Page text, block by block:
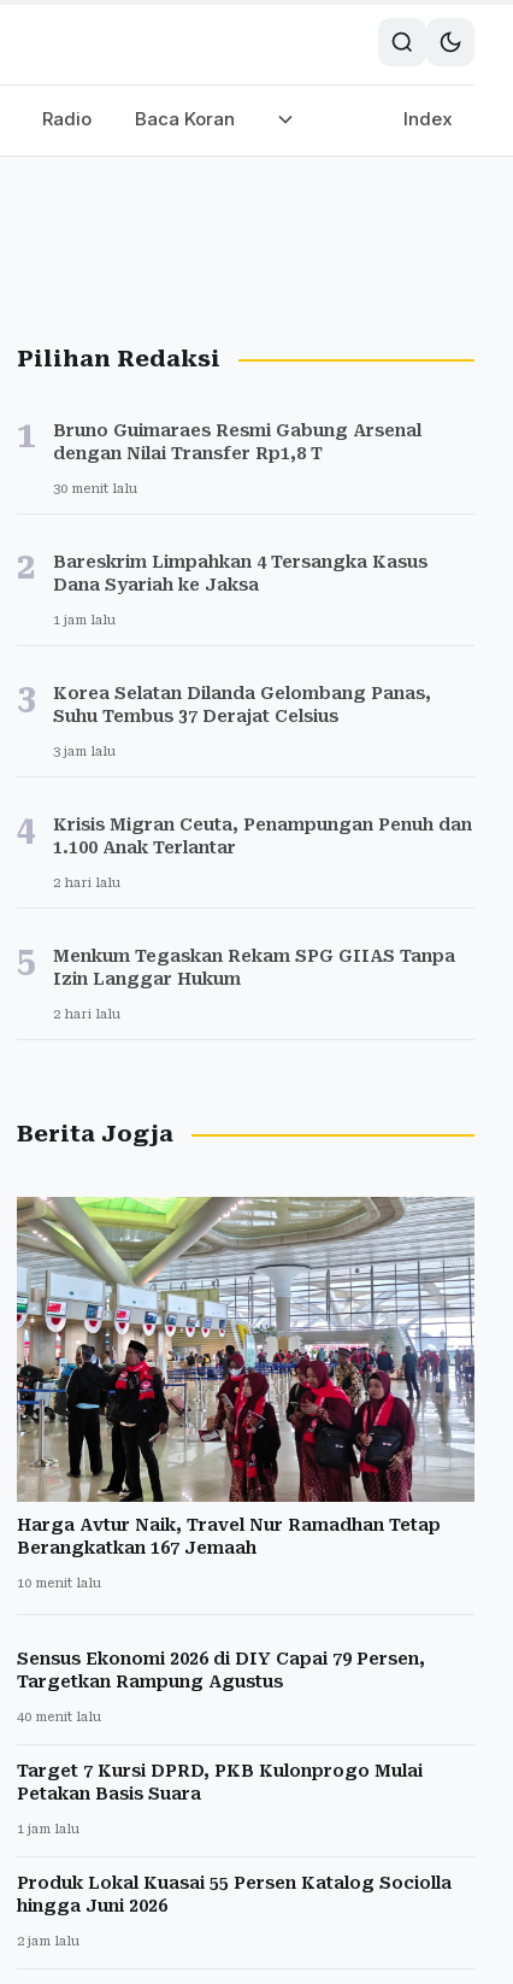
Radio Baca Koran Index
Pilihan Redaksi
1
Bruno Guimaraes Resmi Gabung Arsenal
dengan Nilai Transfer Rp1,8 T
30 menit lalu
2
Bareskrim Limpahkan 4 Tersangka Kasus
Dana Syariah ke Jaksa
1 jam lalu
3
Korea Selatan Dilanda Gelombang Panas,
Suhu Tembus 37 Derajat Celsius
3 jam lalu
4
Krisis Migran Ceuta, Penampungan Penuh dan
1.100 Anak Terlantar
2 hari lalu
5
Menkum Tegaskan Rekam SPG GIIAS Tanpa
Izin Langgar Hukum
2 hari lalu
Berita Jogja
Harga Avtur Naik, Travel Nur Ramadhan Tetap
Berangkatkan 167 Jemaah
10 menit lalu
Sensus Ekonomi 2026 di DIY Capai 79 Persen,
Targetkan Rampung Agustus
40 menit lalu
Target 7 Kursi DPRD, PKB Kulonprogo Mulai
Petakan Basis Suara
1 jam lalu
Produk Lokal Kuasai 55 Persen Katalog Sociolla
hingga Juni 2026
2 jam lalu